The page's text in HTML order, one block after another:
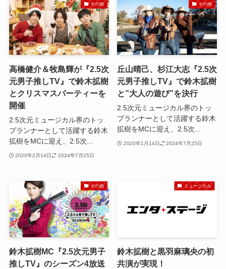
その他
高橋健介＆牧島輝が『2.5次
元男子推しTV』で鈴木拡樹
とクリスマスパーティーを
開催
2.5次元ミュージカル界のトッ
プランナーとして活躍する鈴木
拡樹をMCに迎え、2.5次...
2020年2月14日 2024年7月25日
その他
丘山晴己、杉江大志『2.5次
元男子推しTV』で鈴木拡樹
と”大人の遊び”を決行
2.5次元ミュージカル界のトッ
プランナーとして活躍する鈴木
拡樹をMCに迎え、2.5次...
2020年1月14日 2024年7月25日
その他
鈴木拡樹MC『2.5次元男子
推しTV』のシーズン4放送
ミュージカル
鈴木拡樹と黒羽麻璃央の初
共演が実現！